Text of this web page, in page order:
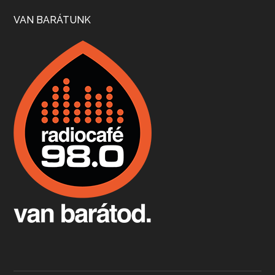
Boston, teadélután, bab és homár
Apr 9, 2026 • 00:37:17
Fermentáljunk, a testünk meghálálja!
Apr 3, 2026 • 00:36:07
VAN BARÁTUNK